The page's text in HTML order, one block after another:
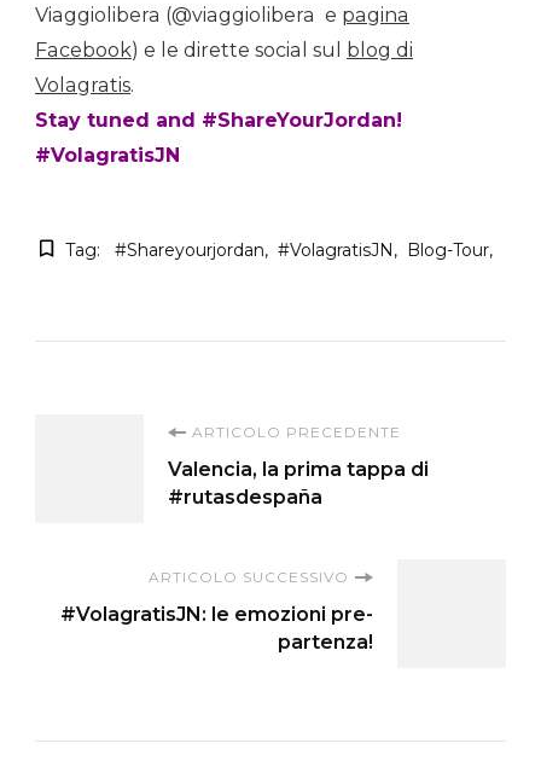
Viaggiolibera (@viaggiolibera e pagina
Facebook) e le dirette social sul blog di
Volagratis.
Stay tuned and #ShareYourJordan!
#VolagratisJN
Tag: #shareyourjordan #volagratisJN Blog-Tour
Navigazione
articoli
ARTICOLO PRECEDENTE
Valencia, la prima tappa di
#rutasdespaña
ARTICOLO SUCCESSIVO
#VolagratisJN: le emozioni pre-
partenza!